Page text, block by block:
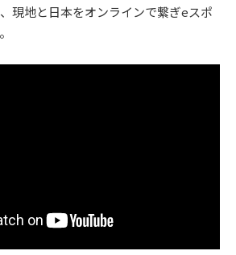
現地と日本をオンラインで繋ぎeスポ